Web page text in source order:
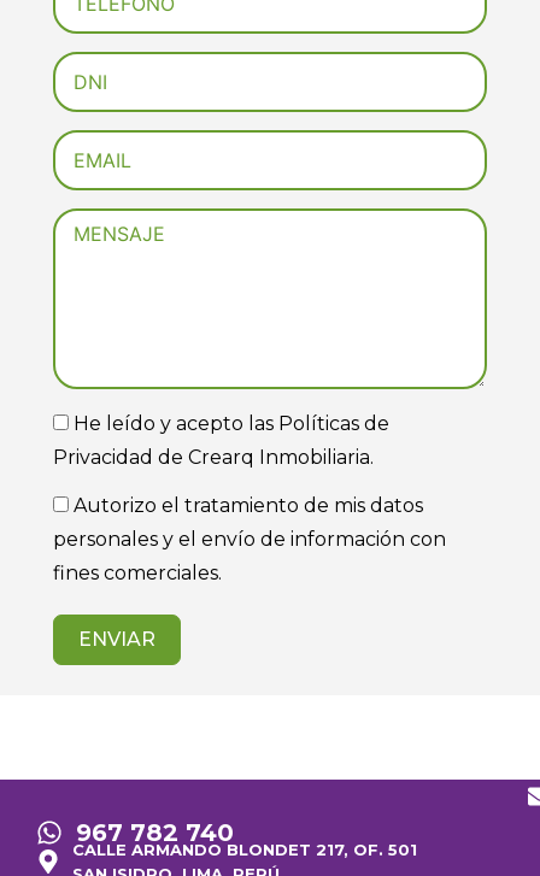
He leído y acepto las Políticas de
Privacidad de Crearq Inmobiliaria.
Autorizo el tratamiento de mis datos
personales y el envío de información con
fines comerciales.
ENVIAR
967 782 740
CALLE ARMANDO BLONDET 217, OF. 501